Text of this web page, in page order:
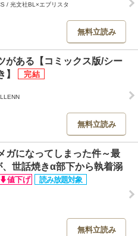
/ 光文社BL×エブリスタ
無料立読み
がある【コミックス版/シー
】
無料立読み
ガになってしまった件～最
世話焼きα部下から執着溺
無料立読み